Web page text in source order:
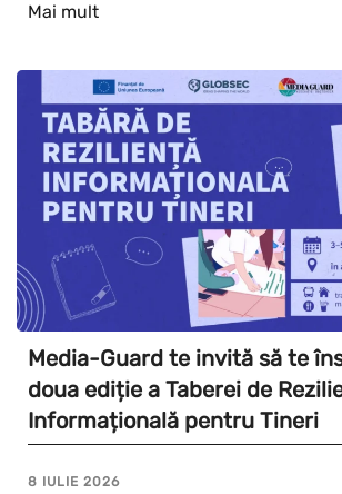
Mai mult
Media-Guard te invită să te
doua ediție a Taberei de
Informațională pentru Tineri
8 IULIE 2026